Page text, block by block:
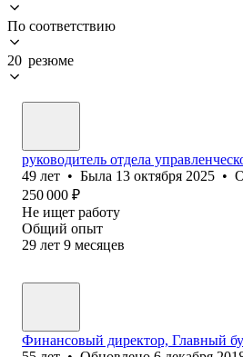
По соответствию
20 резюме
руководитель отдела
49 лет • Была 13 октября 2025 •
250 000 ₽
Не ищет работу
Общий опыт
29 лет 9 месяцев
Финансовый директор, Главный